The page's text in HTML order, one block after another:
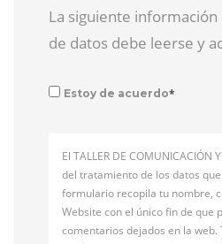
La siguiente
de datos debe leerse y
Estoy de acuerdo*
El TALLER DE COMUNICACIÓN
del tratamiento de los datos
formulario recopila tu nombre,
Website con el único fin de que
comentarios dejados en la web.